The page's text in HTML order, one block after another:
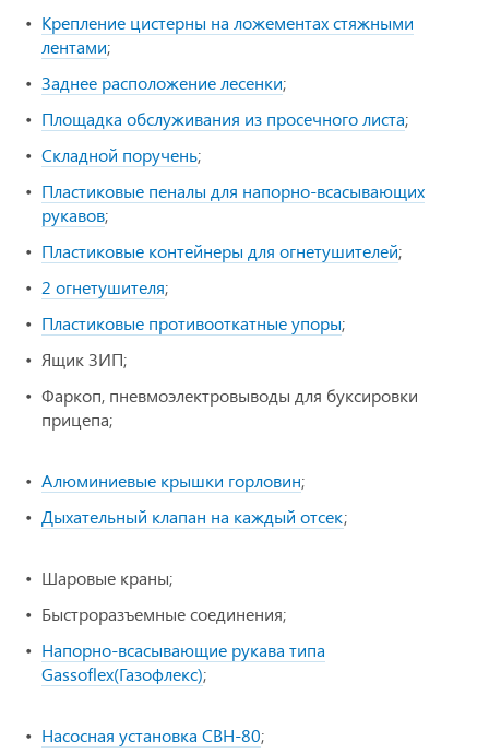
Крепление цистерны на ложементах стяжными
лентами;
Заднее расположение лесенки;
Площадка обслуживания из просечного листа;
Складной поручень;
Пластиковые пеналы для напорно-всасывающих
рукавов;
Пластиковые контейнеры для огнетушителей;
2 огнетушителя;
Пластиковые противооткатные упоры;
Ящик ЗИП;
Фаркоп, пневмоэлектровыводы для буксировки
прицепа;
Алюминиевые крышки горловин;
Дыхательный клапан на каждый отсек;
Шаровые краны;
Быстроразъемные соединения;
Напорно-всасывающие рукава типа
Gassoflex(Газофлекс);
Насосная установка СВН-80;